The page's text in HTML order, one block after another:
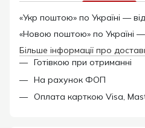
«Укр поштою» по Україні —
«Новою поштою» по Україні —
Більше інформації про
Готівкою при отриманні
На рахунок ФОП
Оплата карткою Visa,